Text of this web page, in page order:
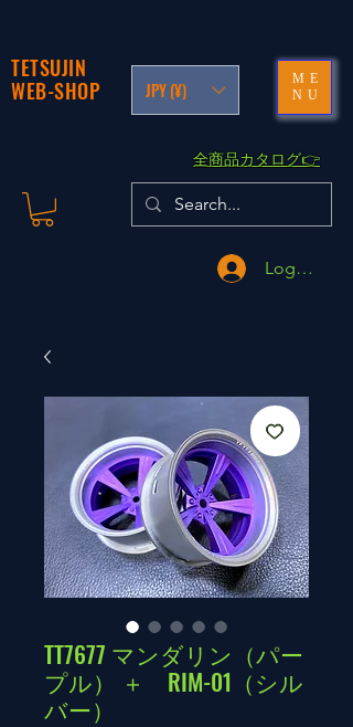
TETSUJIN
WEB-SHOP
JPY (¥)
ME
NU
​全商品カタログ👉
Logga in
TT7677 マンダリン（パー
プル） ＋ RIM-01（シル
バー）